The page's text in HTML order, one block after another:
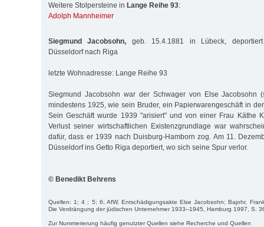
Weitere Stolpersteine in Lange Reihe 93:
Adolph Mannheimer
Siegmund Jacobsohn, geb. 15.4.1881 in Lübeck,
Düsseldorf nach Riga
letzte Wohnadresse: Lange Reihe 93
Siegmund Jacobsohn war der Schwager von Else Jacobsohn
mindestens 1925, wie sein Bruder, ein Papierwarengeschäft in
Sein Ge­schäft wurde 1939 "arisiert" und von einer Frau Käthe
Verlust seiner wirtschaftlichen Existenzgrundlage war
dafür, dass er 1939 nach Duisburg-Hamborn zog. Am 11.
Düsseldorf ins Getto Riga deportiert, wo sich seine Spur verlor.
© Benedikt Behrens
Quellen: 1; 4 ; 5; 6; AfW, Entschädigungsakte Else Jacobsohn; Bajohr,
Die Verdrängung der jüdischen Unternehmer 1933–1945, Hamburg 1997, S.
Zur Nummerierung häufig genutzter Quellen siehe Recherche und Quellen